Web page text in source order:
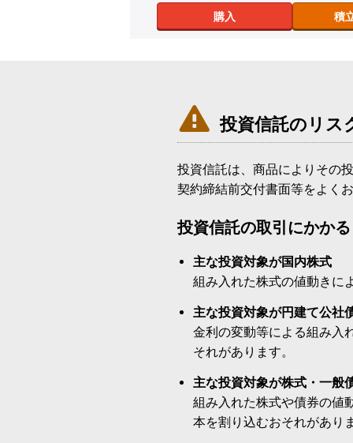
購入 積
 投資信託のリス
投資信託は、商品によりその
契約締結前交付書面等をよく
投資信託の取引にかか
主な投資対象が国内株式
組み入れた株式の値動きに
主な投資対象が円建て公社
金利の変動等による組み入
それがあります。
主な投資対象が株式・一般
組み入れた株式や債券の値
本を割り込むおそれがあり